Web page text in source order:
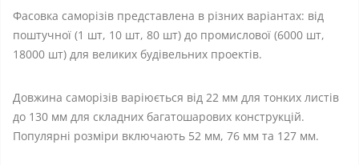
Фасовка саморізів представлена в різних варіантах: від
поштучної (1 шт, 10 шт, 80 шт) до промислової (6000 шт,
18000 шт) для великих будівельних проектів.
Довжина саморізів варіюється від 22 мм для тонких листів
до 130 мм для складних багатошарових конструкцій.
Популярні розміри включають 52 мм, 76 мм та 127 мм.